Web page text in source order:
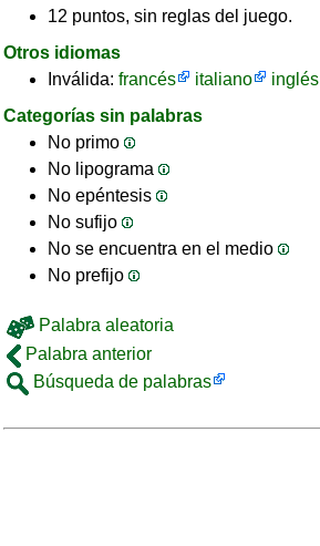
12 puntos, sin reglas del juego.
Otros idiomas
Inválida: francés italiano inglés
Categorías sin palabras
No primo
No lipograma
No epéntesis
No sufijo
No se encuentra en el medio
No prefijo
Palabra aleatoria
Palabra anterior
Búsqueda de palabras